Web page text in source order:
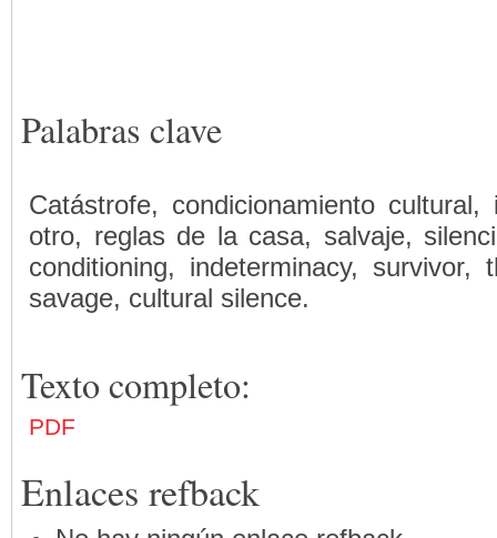
Palabras clave
Catástrofe, condicionamiento
otro, reglas de la casa, salvaje,
conditioning, indeterminacy,
savage, cultural silence.
Texto completo:
PDF
Enlaces refback